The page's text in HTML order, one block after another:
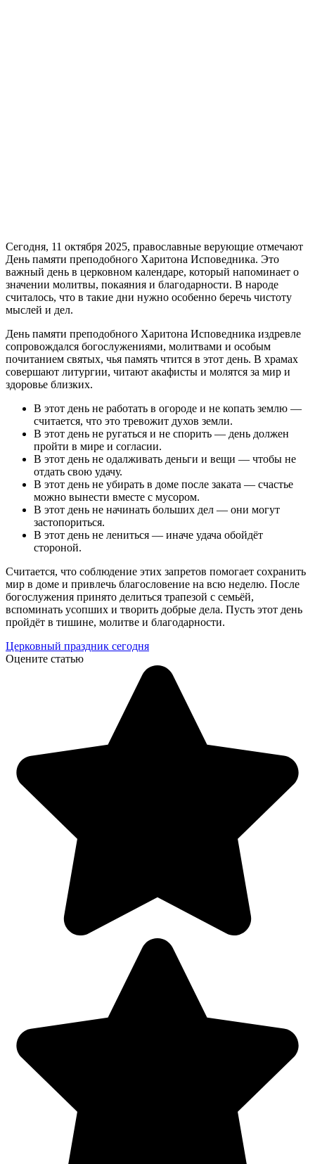
Сегодня, 11 октября 2025, православные верующие отмечают
День памяти преподобного Харитона Исповедника. Это
важный день в церковном календаре, который напоминает о
значении молитвы, покаяния и благодарности. В народе
считалось, что в такие дни нужно особенно беречь чистоту
мыслей и дел.
День памяти преподобного Харитона Исповедника издревле
сопровождался богослужениями, молитвами и особым
почитанием святых, чья память чтится в этот день. В храмах
совершают литургии, читают акафисты и молятся за мир и
здоровье близких.
В этот день не работать в огороде и не копать землю —
считается, что это тревожит духов земли.
В этот день не ругаться и не спорить — день должен
пройти в мире и согласии.
В этот день не одалживать деньги и вещи — чтобы не
отдать свою удачу.
В этот день не убирать в доме после заката — счастье
можно вынести вместе с мусором.
В этот день не начинать больших дел — они могут
застопориться.
В этот день не лениться — иначе удача обойдёт
стороной.
Считается, что соблюдение этих запретов помогает сохранить
мир в доме и привлечь благословение на всю неделю. После
богослужения принято делиться трапезой с семьёй,
вспоминать усопших и творить добрые дела. Пусть этот день
пройдёт в тишине, молитве и благодарности.
Церковный праздник сегодня
Оцените статью